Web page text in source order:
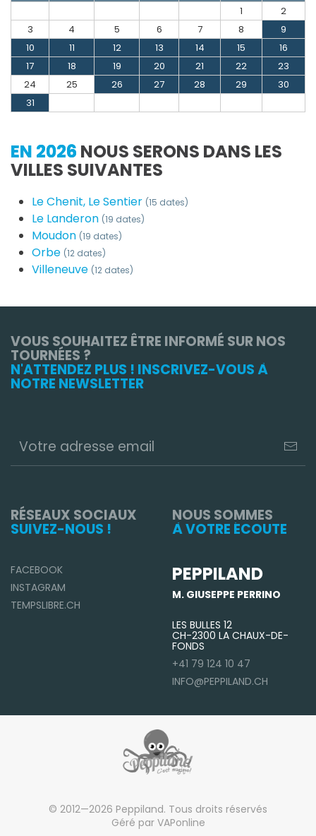
1
2
3
4 5 6 7 8
9
10
11 12 13 14 15
16
17
18 19 20 21 22
23
24
25 26 27 28 29
30
31
EN 2026 NOUS SERONS DANS LES
VILLES SUIVANTES
Le Chenit, Le Sentier (15 dates)
Le Landeron (19 dates)
Moudon (19 dates)
Orbe (12 dates)
Villeneuve (12 dates)
VOUS SOUHAITEZ ÊTRE INFORMÉ SUR NOS
TOURNÉES ?
N'ATTENDEZ PLUS ! INSCRIVEZ-VOUS À
NOTRE NEWSLETTER
RÉSEAUX SOCIAUX
SUIVEZ-NOUS !
FACEBOOK
INSTAGRAM
TEMPSLIBRE.CH
NOUS SOMMES
À VOTRE ÉCOUTE
PEPPILAND
M. GIUSEPPE PERRINO
LES BULLES 12
CH-2300 LA CHAUX-DE-
FONDS
+41 79 124 10 47
INFO@PEPPILAND.CH
© 2012—2026 Peppiland. Tous droits réservés
Géré par VAPonline